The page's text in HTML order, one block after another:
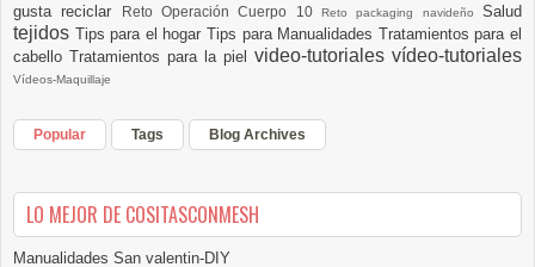
gusta reciclar
Reto Operación Cuerpo 10Reto packaging navideñoSalud
tejidos Tips para el hogarTips para Manualidades Tratamientos para el
cabello Tratamientos para la piel video-tutoriales vídeo-tutoriales
Vídeos-Maquillaje
Popular Tags Blog Archives
LO MEJOR DE COSITASCONMESH
Manualidades San valentin-DIY